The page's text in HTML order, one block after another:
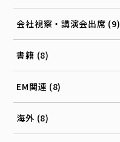
会社視察・講演会出席 (9)
書籍 (8)
EM関連 (8)
海外 (8)